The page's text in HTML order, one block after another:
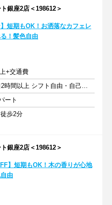
銀座2店＜198612＞
】短期もOK！お洒落なカフェレ
！髪色自由
+交通費
週1日以上 1日2時間以上 シフト自由・自己申告
ート
歩2分
銀座2店＜198612＞
】短期もOK！木の香りが心地
由